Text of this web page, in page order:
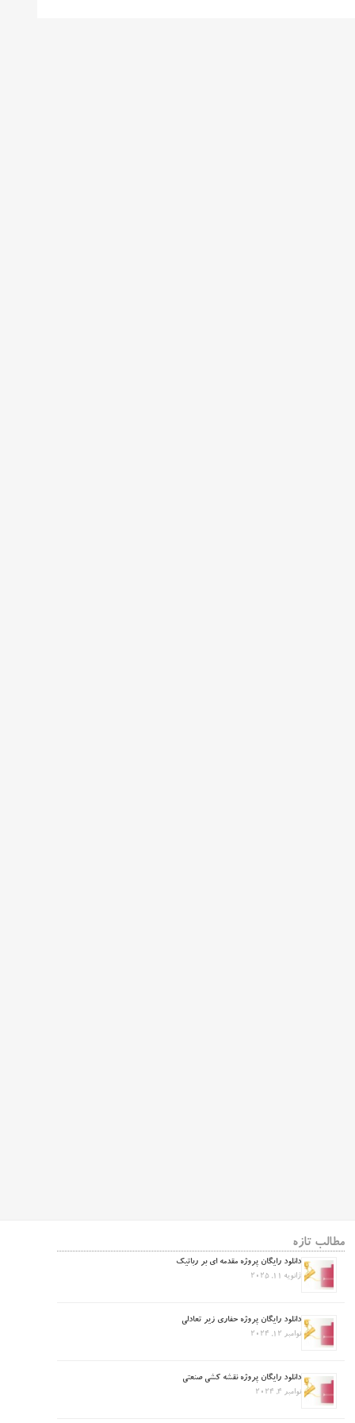
مطالب تازه
دانلود رایگان پروژه مقدمه ای بر رباتیک
ژانویه 11, 2025
دانلود رایگان پروژه حفاری زیر تعادلی
نوامبر 12, 2024
دانلود رایگان پروژه نقشه کشی صنعتی
نوامبر 4, 2024